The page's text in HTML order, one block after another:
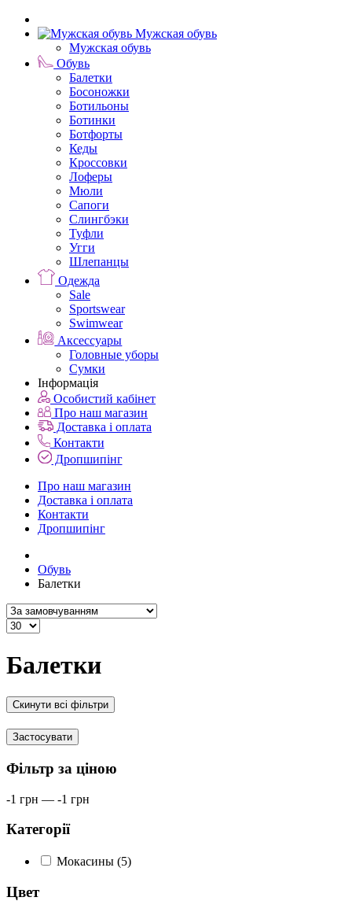
Мужская обувь
Мужская обувь
Обувь
Балетки
Босоножки
Ботильоны
Ботинки
Ботфорты
Кеды
Кроссовки
Лоферы
Мюли
Сапоги
Слингбэки
Туфли
Угги
Шлепанцы
Одежда
Sale
Sportswear
Swimwear
Аксессуары
Головные уборы
Сумки
Інформація
Особистий кабінет
Про наш магазин
Доставка і оплата
Контакти
Дропшипінг
Про наш магазин
Доставка і оплата
Контакти
Дропшипінг
Обувь
Балетки
Балетки
Скинути всі фільтри
Застосувати
Фільтр за ціною
-1 грн — -1 грн
Категорії
Мокасины (5)
Цвет